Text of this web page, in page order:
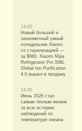
14:45
Новый большой и
экономичный умный
холодильник Xiaomi
со стерилизацией —
за $660. Xiaomi Mijia
Refrigerator Pro 508L
Global Ion Purification
4.0 вышел в продажу
14:45
Июнь 2026 стал
самым тёплым июнем
за всю историю
наблюдений по
температуре океана